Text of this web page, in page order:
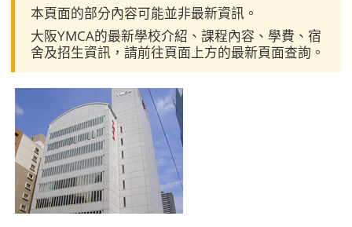
本頁面的部分內容可能並非最新資訊。
大阪YMCA的最新學校介紹、課程內容、學費、宿
舍及招生資訊，請前往頁面上方的最新頁面查詢。